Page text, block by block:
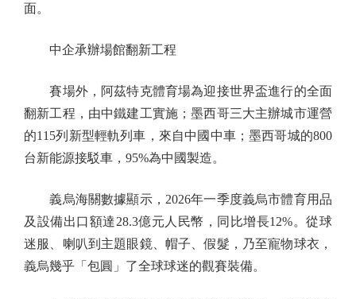
面。
中企承辦場館翻新工程
賽場外，阿茲特克體育場為迎接世界盃進行的全面
翻新工程，由中鐵建工實施；墨西哥三大主辦城市運營
的115列新型輕軌列車，來自中國中車；墨西哥城的800
台新能源接駁車，95%為中國製造。
義烏海關數據顯示，2026年一季度義烏市體育用品
及設備出口額達28.3億元人民幣，同比增長12%。從球
迷服、喇叭到主題眼鏡、帽子、假髮，乃至寵物球衣，
義烏幾乎「包圓」了全球球迷的觀賽裝備。